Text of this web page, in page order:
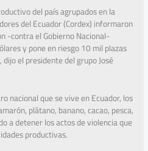
del país agrupados en la
del Ecuador (Cordex) informaron
-contra el Gobierno Nacional-
y pone en riesgo 10 mil plazas
el presidente del grupo José
nacional que se vive en Ecuador, los
plátano, banano, cacao, pesca,
a detener los actos de violencia que
productivas.